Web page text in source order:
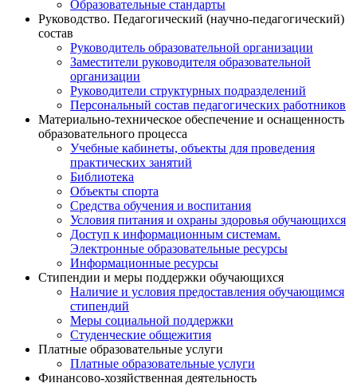
Образовательные стандарты
Руководство. Педагогический (научно-педагогический)
состав
Руководитель образовательной организации
Заместители руководителя образовательной
организации
Руководители структурных подразделений
Персональный состав педагогических работников
Материально-техническое обеспечение и оснащенность
образовательного процесса
Учебные кабинеты, объекты для проведения
практических занятий
Библиотека
Объекты спорта
Средства обучения и воспитания
Условия питания и охраны здоровья обучающихся
Доступ к информационным системам.
Электронные образовательные ресурсы
Информационные ресурсы
Стипендии и меры поддержки обучающихся
Наличие и условия предоставления обучающимся
стипендий
Меры социальной поддержки
Студенческие общежития
Платные образовательные услуги
Платные образовательные услуги
Финансово-хозяйственная деятельность